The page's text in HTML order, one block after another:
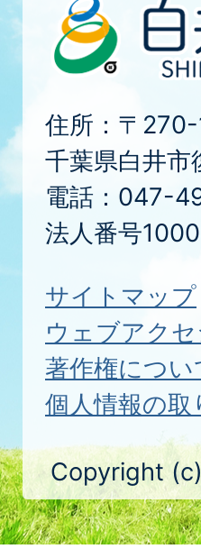
住所：〒
千葉県白井市
電話：047-
法人番号
サイトマップ
ウェブアク
著作権につい
個人情報の取
Copyright